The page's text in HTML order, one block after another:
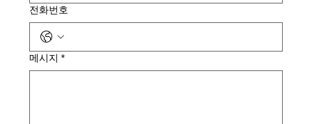
전화번호
메시지 *